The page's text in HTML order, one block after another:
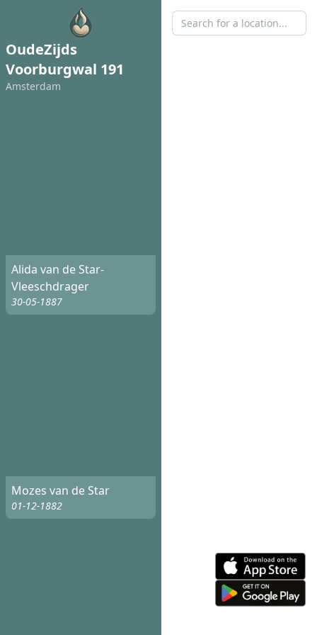
OudeZijds
Voorburgwal 191
Amsterdam
Alida van de Star-
Vleeschdrager
30-05-1887
Mozes van de Star
01-12-1882